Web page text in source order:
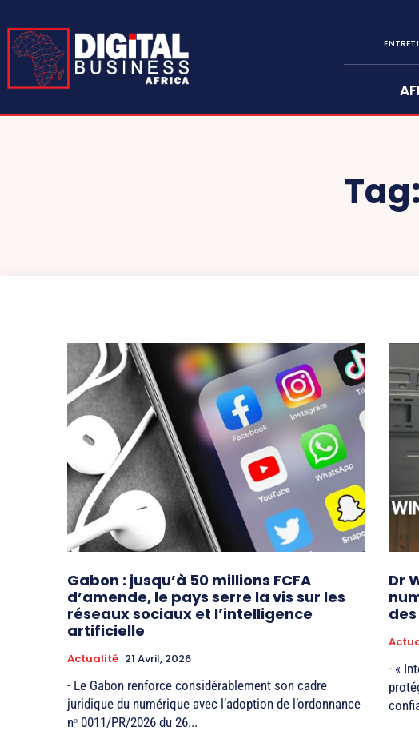
Tag:
Gabon : jusqu’à 50 millions FCFA
d’amende, le pays serre la vis sur les
réseaux sociaux et l’intelligence
artificielle
Actualité 21 Avril, 2026
- Le Gabon renforce considérablement son cadre
juridique du numérique avec l’adoption de l’ordonnance
nᵒ 0011/PR/2026 du 26...
Dr
- «